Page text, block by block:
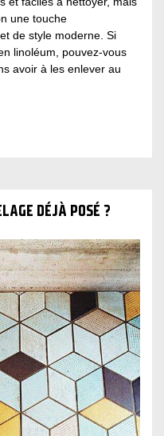
une touche
de style moderne. Si
linoléum, pouvez-vous
avoir à les enlever au
DÉJÀ POSÉ ?